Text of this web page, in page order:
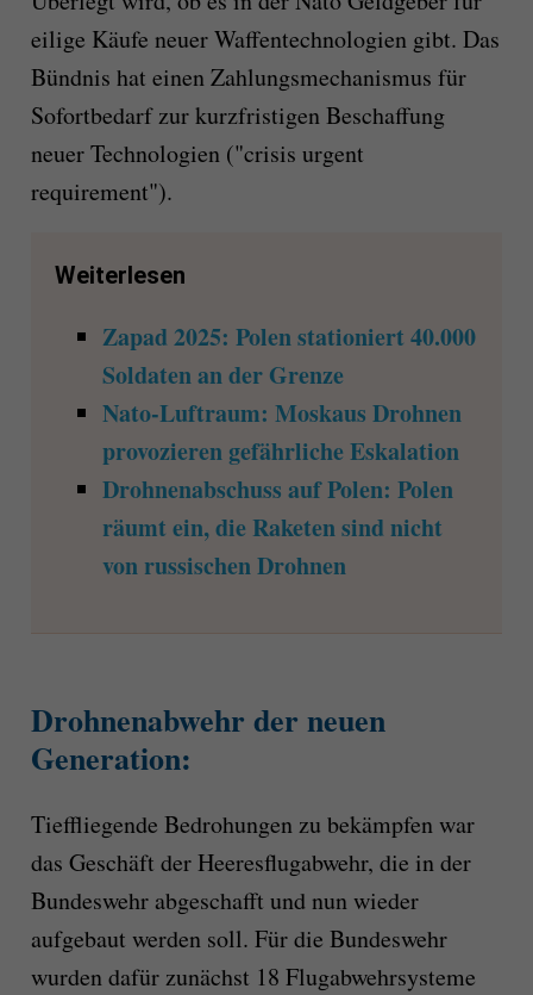
eilige Käufe neuer Waffentechnologien gibt. Das
Bündnis hat einen Zahlungsmechanismus für
Sofortbedarf zur kurzfristigen Beschaffung
neuer Technologien ("crisis urgent
requirement").
Weiterlesen
Zapad 2025: Polen stationiert 40.000
Soldaten an der Grenze
Nato-Luftraum: Moskaus Drohnen
provozieren gefährliche Eskalation
Drohnenabschuss auf Polen: Polen
räumt ein, die Raketen sind nicht
von russischen Drohnen
Drohnenabwehr der neuen
Generation:
Tieffliegende Bedrohungen zu bekämpfen war
das Geschäft der Heeresflugabwehr, die in der
Bundeswehr abgeschafft und nun wieder
aufgebaut werden soll. Für die Bundeswehr
wurden dafür zunächst 18 Flugabwehrsysteme